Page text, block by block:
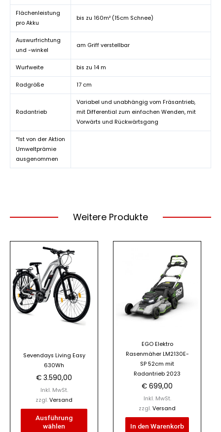
Flächenleistung
pro Akku
bis zu 160m² (15cm Schnee)
Auswurfrichtung
und -winkel
am Griff verstellbar
Wurfweite bis zu 14 m
Radgröße 17 cm
Radantrieb
Variabel und unabhängig vom Fräsantrieb,
mit Differential zum einfachen Wenden, mit
Vorwärts und Rückwärtsgang
*Ist von der Aktion
Umweltprämie
ausgenommen
Weitere Produkte
Sevendays Living Easy
630Wh
€ 3.590,00
Inkl. MwSt.
zzgl. Versand
Ausführung
wählen
Dieses
Produkt
weist
mehrere
Varianten
auf.
Die
auf
Produktseite
gewählt
werden
EGO Elektro
Rasenmäher LM2130E-
SP 52cm mit
Radantrieb 2023
€ 699,00
Inkl. MwSt.
zzgl. Versand
In den Warenkorb